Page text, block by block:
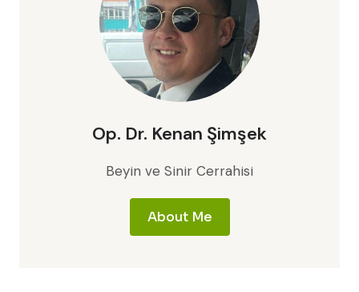
Op. Dr. Kenan Şimşek
Beyin ve Sinir Cerrahisi
About Me